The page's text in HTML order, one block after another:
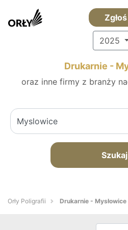
2025
Drukarnie -
oraz inne firmy z branży
Szukaj
Orły Poligrafii Drukarnie - Mysłowice